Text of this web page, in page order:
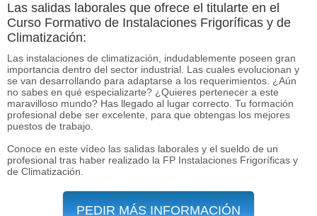
Las salidas laborales que ofrece el titularte en el
Curso Formativo de Instalaciones Frigoríficas y de
Climatización:
Las instalaciones de climatización, indudablemente poseen gran
importancia dentro del sector industrial. Las cuales evolucionan y
se van desarrollando para adaptarse a los requerimientos. ¿Aún
no sabes en qué especializarte? ¿Quieres pertenecer a este
maravilloso mundo? Has llegado al lugar correcto. Tu formación
profesional debe ser excelente, para que obtengas los mejores
puestos de trabajo.
Conoce en este vídeo las salidas laborales y el sueldo de un
profesional tras haber realizado la FP Instalaciones Frigoríficas y
de Climatización.
PEDIR MÁS INFORMACIÓN